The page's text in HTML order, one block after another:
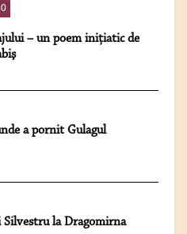
– un poem iniţiatic de
a pornit Gulagul
Silvestru la Dragomirna